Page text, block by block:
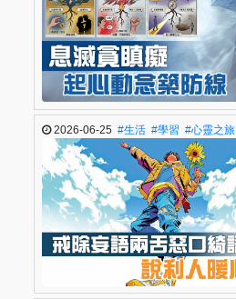
2026-06-25 #生活 #學習 #心靈之旅